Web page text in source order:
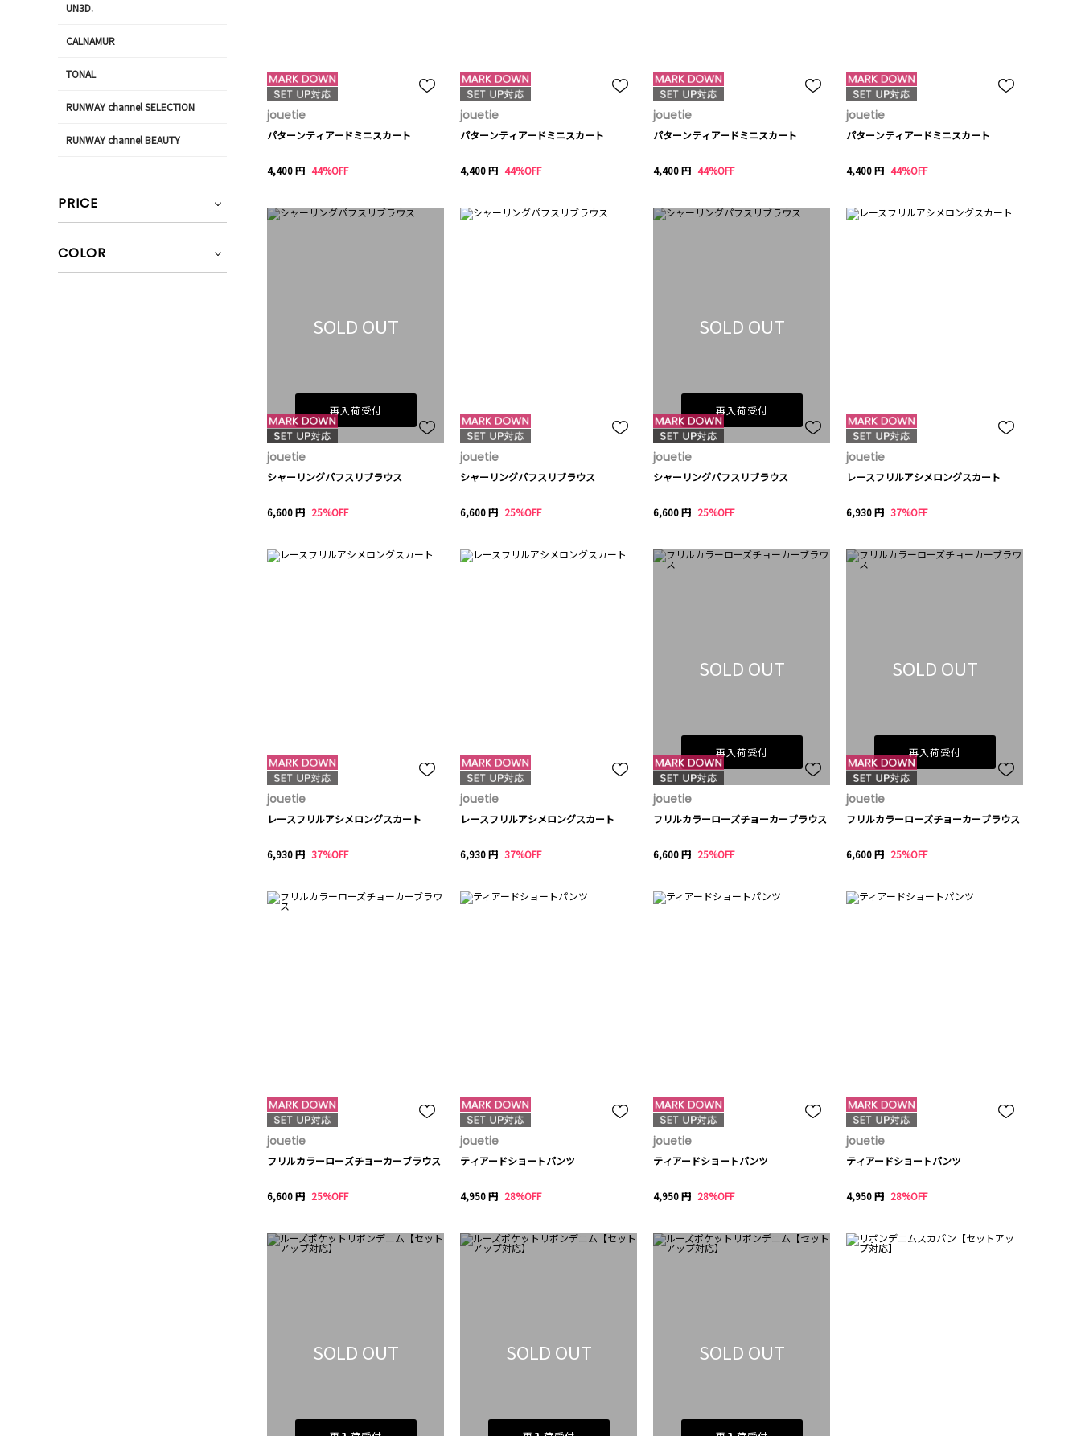
jouetie
パターンティアードミニスカート
4,400 円 44%OFF
jouetie
パターンティアードミニスカート
4,400 円 44%OFF
jouetie
パターンティアードミニスカート
4,400 円 44%OFF
jouetie
パターンティアードミニスカート
4,400 円 44%OFF
SOLD OUT
再入荷受付
jouetie
シャーリングパフスリブラウス
6,600 円 25%OFF
jouetie
シャーリングパフスリブラウス
6,600 円 25%OFF
SOLD OUT
再入荷受付
jouetie
シャーリングパフスリブラウス
6,600 円 25%OFF
jouetie
レースフリルアシメロングスカート
6,930 円 37%OFF
jouetie
レースフリルアシメロングスカート
6,930 円 37%OFF
jouetie
レースフリルアシメロングスカート
6,930 円 37%OFF
SOLD OUT
再入荷受付
jouetie
フリルカラーローズチョーカーブラウス
6,600 円 25%OFF
SOLD OUT
再入荷受付
jouetie
フリルカラーローズチョーカーブラウス
6,600 円 25%OFF
jouetie
フリルカラーローズチョーカーブラウス
6,600 円 25%OFF
jouetie
ティアードショートパンツ
4,950 円 28%OFF
jouetie
ティアードショートパンツ
4,950 円 28%OFF
jouetie
ティアードショートパンツ
4,950 円 28%OFF
SOLD OUT SOLD OUT SOLD OUT
UN3D.
CALNAMUR
TONAL
RUNWAY channel SELECTION
RUNWAY channel BEAUTY
PRICE
COLOR